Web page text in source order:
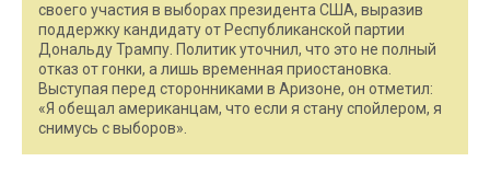
своего участия в выборах президента США, выразив
поддержку кандидату от Республиканской партии
Дональду Трампу. Политик уточнил, что это не полный
отказ от гонки, а лишь временная приостановка.
Выступая перед сторонниками в Аризоне, он отметил:
«Я обещал американцам, что если я стану спойлером, я
снимусь с выборов».